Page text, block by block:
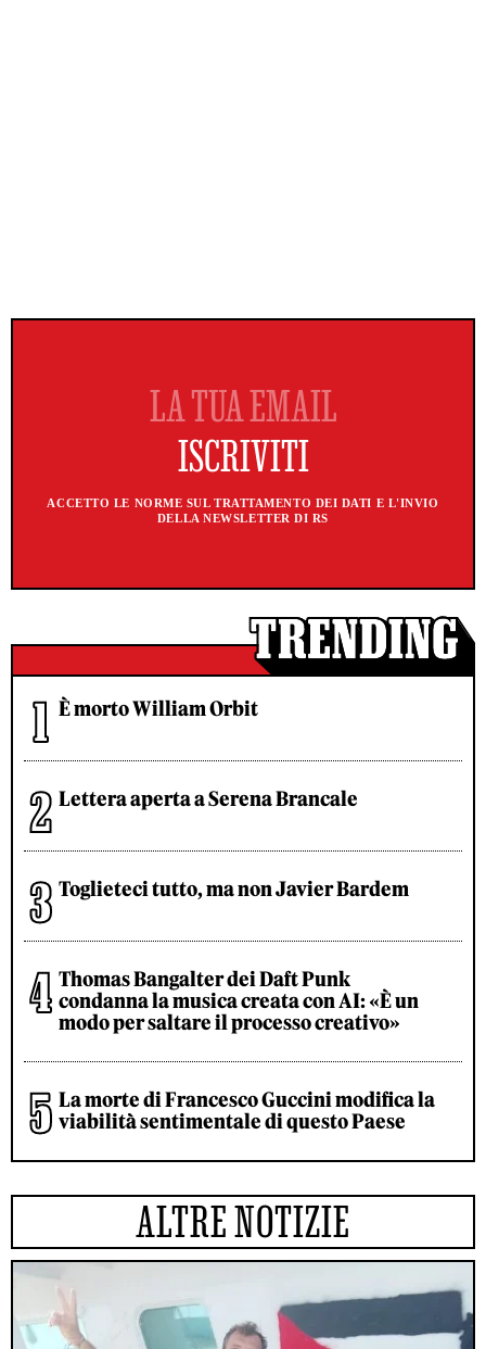
ACCETTO LE NORME SUL TRATTAMENTO DEI DATI E L'INVIO
DELLA NEWSLETTER DI RS
È morto William Orbit
Lettera aperta a Serena Brancale
Toglieteci tutto, ma non Javier Bardem
Thomas Bangalter dei Daft Punk
condanna la musica creata con AI: «È un
modo per saltare il processo creativo»
La morte di Francesco Guccini modifica la
viabilità sentimentale di questo Paese
ALTRE NOTIZIE